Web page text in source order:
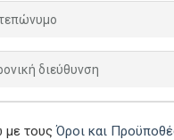
τουςΌροι και